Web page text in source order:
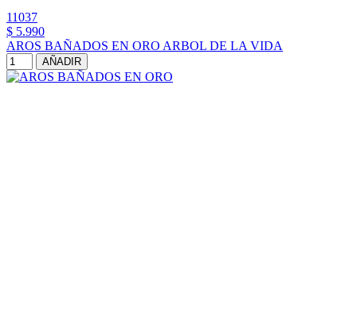
11037
$ 5.990
AROS BAÑADOS EN ORO ARBOL DE LA VIDA
AÑADIR